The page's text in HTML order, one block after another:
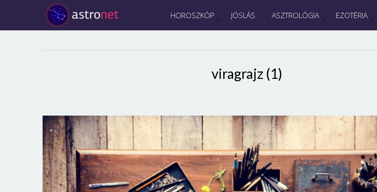
HOROSZKÓP JÓSLÁS ASZTROLÓGIA EZOTÉRIA
viragrajz (1)